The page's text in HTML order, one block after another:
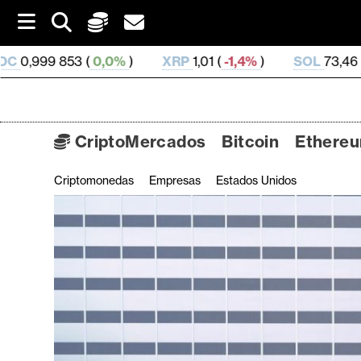
i
p
t
) XRP1,01 (-1,4% SOL73,46 (0,97%)
C
r
i
p
t
o
M
e
CriptoMercados Bitcoin
Criptomonedas Empresas Estados Unidos